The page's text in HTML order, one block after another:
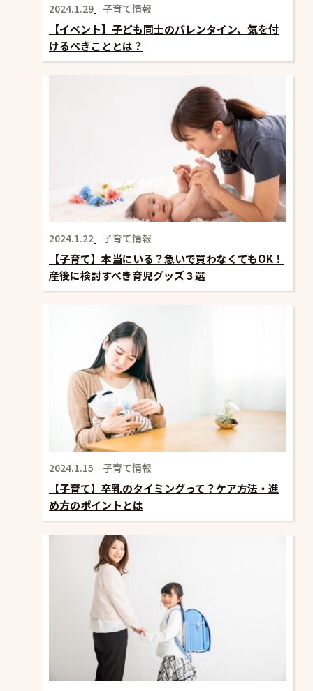
2024.1.29 子育て情報
【イベント】子ども同士のバレンタイン、気を付
けるべきこととは？
2024.1.22 子育て情報
【子育て】本当にいる？急いで買わなくてもOK！
産後に検討すべき育児グッズ３選
2024.1.15 子育て情報
【子育て】卒乳のタイミングって？ケア方法・進
め方のポイントとは